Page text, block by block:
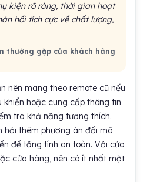
kiện rõ ràng, thời gian hoạt
hồi tích cực về chất lượng,
thường gặp của khách hàng
nên mang theo remote cũ nếu
khiển hoặc cung cấp thông tin
tra khả năng tương thích.
hỏi thêm phương án đổi mã
để tăng tính an toàn. Với cửa
cửa hàng, nên có ít nhất một